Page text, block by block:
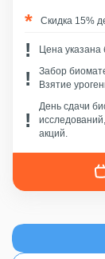
Скидка 15%
Цена указана
Забор
Взятие
День сдачи
акций.